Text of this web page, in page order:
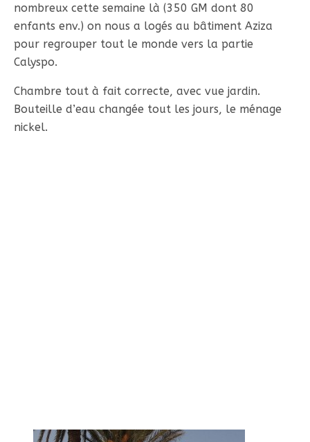
nombreux cette semaine là (350 GM dont 80
enfants env.) on nous a logés au bâtiment Aziza
pour regrouper tout le monde vers la partie
Calyspo.
Chambre tout à fait correcte, avec vue jardin.
Bouteille d’eau changée tout les jours, le ménage
nickel.